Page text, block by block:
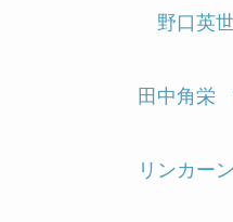
野口英
田中角栄
リンカーン